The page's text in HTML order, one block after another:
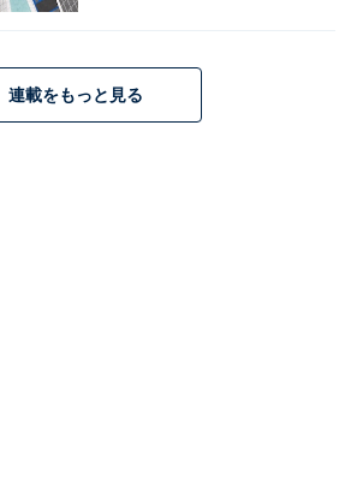
連載をもっと見る